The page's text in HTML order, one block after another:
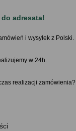
adresata!
i wysyłek z Polski.
w 24h.
realizacji zamówienia